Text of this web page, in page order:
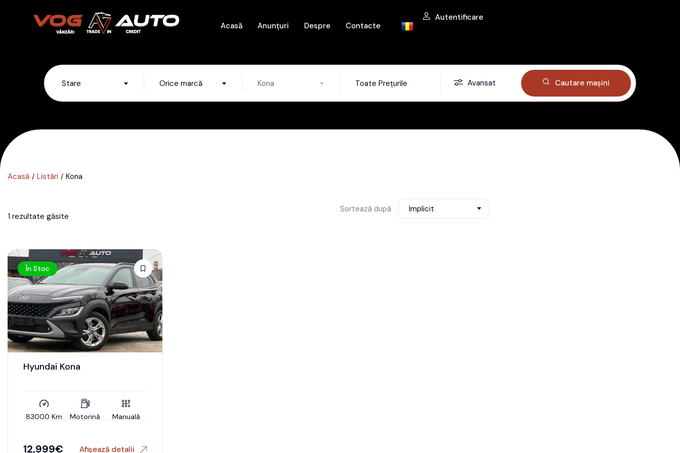
Acasă Anunțuri Despre Contacte
Autentificare
Stare Orice marcă Kona Toate Prețurile Avansat Cautare mașini
Acasă Listări Kona
1 rezultate găsite
Sortează după Implicit
În Stoc
Hyundai Kona
83000 Km Motorină Manuală
12,999€ Afișează detalii